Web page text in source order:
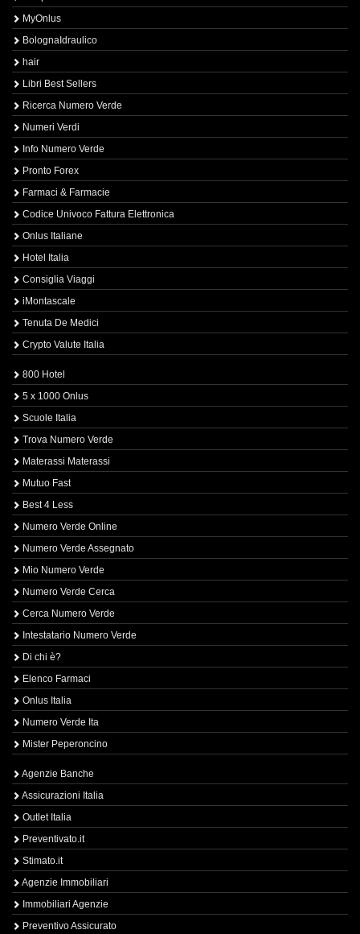
MyOnlus
BolognaIdraulico
hair
Libri Best Sellers
Ricerca Numero Verde
Numeri Verdi
Info Numero Verde
Pronto Forex
Farmaci & Farmacie
Codice Univoco Fattura Elettronica
Onlus Italiane
Hotel Italia
Consiglia Viaggi
iMontascale
Tenuta De Medici
Crypto Valute Italia
800 Hotel
5 x 1000 Onlus
Scuole Italia
Trova Numero Verde
Materassi Materassi
Mutuo Fast
Best 4 Less
Numero Verde Online
Numero Verde Assegnato
Mio Numero Verde
Numero Verde Cerca
Cerca Numero Verde
Intestatario Numero Verde
Di chi è?
Elenco Farmaci
Onlus Italia
Numero Verde Ita
Mister Peperoncino
Agenzie Banche
Assicurazioni Italia
Outlet Italia
Preventivato.it
Stimato.it
Agenzie Immobiliari
Immobiliari Agenzie
Preventivo Assicurato